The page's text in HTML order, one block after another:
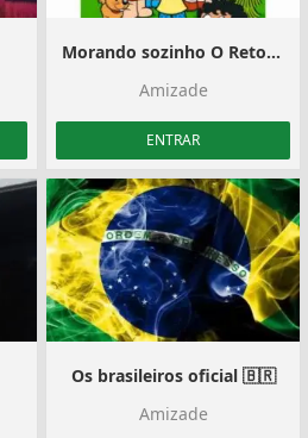
Morando sozinho O Retornoo
Amizade
ENTRAR
Os brasileiros oficial 🇧🇷
Amizade